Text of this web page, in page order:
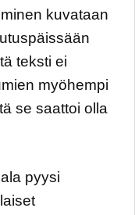
kuvataan
teksti ei
myöhempi
se saattoi olla
pyysi